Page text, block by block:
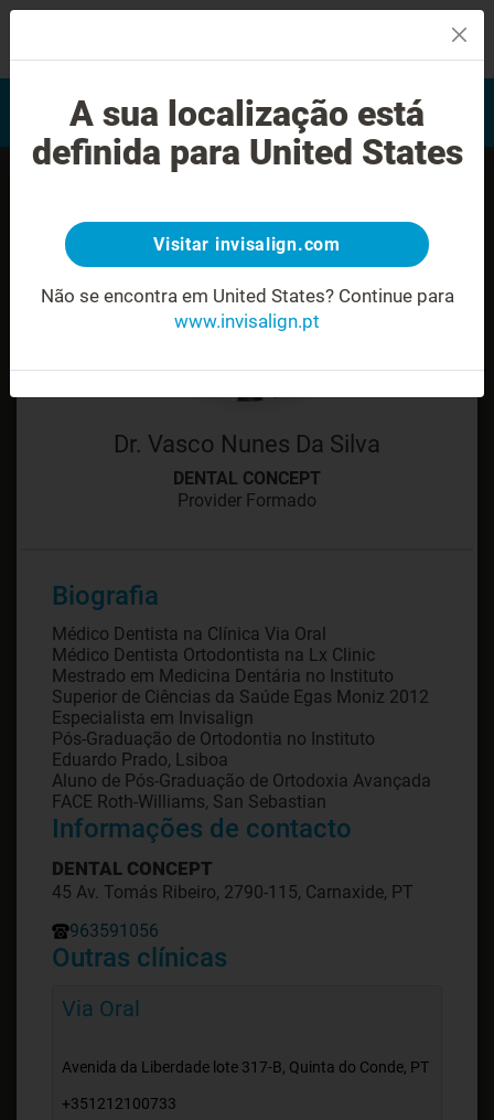
Avaliação do sorriso
Encontrar um Invisalign
provider
Dr. Vasco Nunes Da Silva
DENTAL CONCEPT
Provider Formado
Biografia
Médico Dentista na Clínica Via Oral
Médico Dentista Ortodontista na Lx Clinic
Mestrado em Medicina Dentária no Instituto
Superior de Ciências da Saúde Egas Moniz 2012
Especialista em Invisalign
Pós-Graduação de Ortodontia no Instituto
Eduardo Prado, Lsiboa
Aluno de Pós-Graduação de Ortodoxia Avançada
FACE Roth-Williams, San Sebastian
Informações de contacto
DENTAL CONCEPT
45 Av. Tomás Ribeiro, 2790-115, Carnaxide, PT
963591056
Outras clínicas
Via Oral
Avenida da Liberdade lote 317-B, Quinta do Conde, PT
+351212100733
A sua localização está
definida para United States
Visitar invisalign.com
Não se encontra em United States? Continue para
www.invisalign.pt